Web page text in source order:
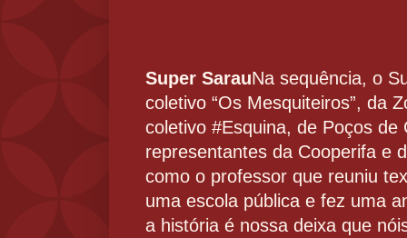
Super SarauNa sequência, o
coletivo “Os Mesquiteiros”, da
coletivo #Esquina, de Poços de
representantes da Cooperifa e
como o professor que reuniu
uma escola pública e fez uma
a história é nossa deixa que